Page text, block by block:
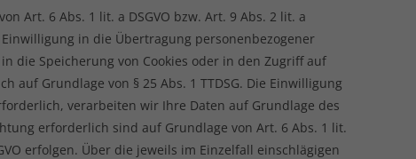
Art. 6 Abs. 1 lit. a DSGVO bzw. Art. 9 Abs. 2 lit. a
in die Übertragung personenbezogener
die Speicherung von Cookies oder in den Zugriff auf
Grundlage von § 25 Abs. 1 TTDSG. Die Einwilligung
verarbeiten wir Ihre Daten auf Grundlage des
erforderlich sind auf Grundlage von Art. 6 Abs. 1 lit.
erfolgen. Über die jeweils im Einzelfall einschlägigen